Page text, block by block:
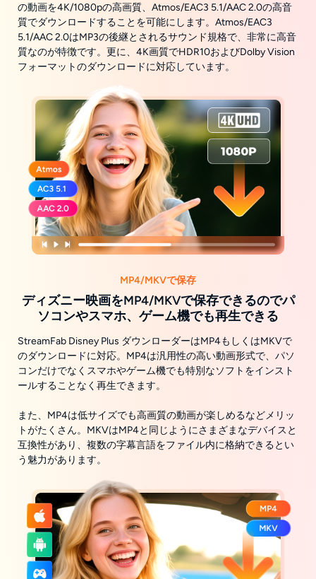
の動画を4K/1080pの高画質、Atmos/EAC3 5.1/AAC 2.0の高音
質でダウンロードすることを可能にします。Atmos/EAC3
5.1/AAC 2.0はMP3の後継とされるサウンド規格で、非常に高音
質なのが特徴です。更に、4K画質でHDR10およびDolby Vision
フォーマットのダウンロードに対応しています。
MP4/MKVで保存
ディズニー映画をMP4/MKVで保存できるのでパ
ソコンやスマホ、ゲーム機でも再生できる
StreamFab Disney Plus ダウンローダーはMP4もしくはMKVで
のダウンロードに対応。MP4は汎用性の高い動画形式で、パソ
コンだけでなくスマホやゲーム機でも特別なソフトをインスト
ールすることなく再生できます。
また、MP4は低サイズでも高画質の動画が楽しめるなどメリッ
トがたくさん。MKVはMP4と同じようにさまざまなデバイスと
互換性があり、複数の字幕言語をファイル内に格納できるとい
う魅力があります。